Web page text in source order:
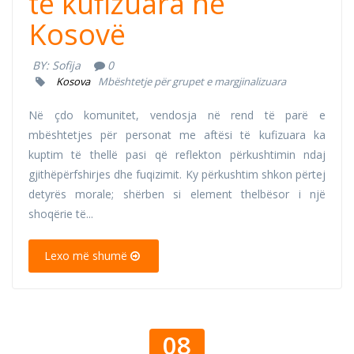
Kosovë
BY: Sofija 0
Kosova Mbështetje për grupet e margjinalizuara
Në çdo komunitet, vendosja në rend të parë e
mbështetjes për personat me aftësi të kufizuara ka
kuptim të thellë pasi që reflekton përkushtimin ndaj
gjithëpërfshirjes dhe fuqizimit. Ky përkushtim shkon përtej
detyrës morale; shërben si element thelbësor i një
shoqërie të...
Lexo më shumë
08